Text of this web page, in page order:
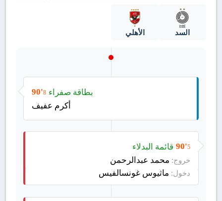
السد الأهلي
90'8 بطاقة صفراء
أكرم عفيف
90'5 قائمة البدلاء
خروج: محمد عبدالرحمن
دخول: ماثيوس غونسالفيس